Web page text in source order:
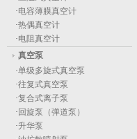
·电容薄膜真空计
·热偶真空计
·电阻真空计
真空泵
·单级多旋式真空泵
·往复式真空泵
·复合式离子泵
· 回旋泵（弹道泵）
·升华泵